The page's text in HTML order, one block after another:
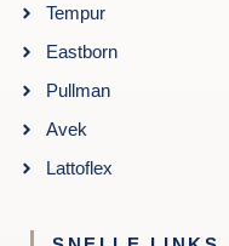
Tempur
Eastborn
Pullman
Avek
Lattoflex